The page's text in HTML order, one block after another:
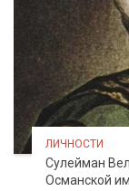
ЛИЧНОСТИ
Сулейман
Османской